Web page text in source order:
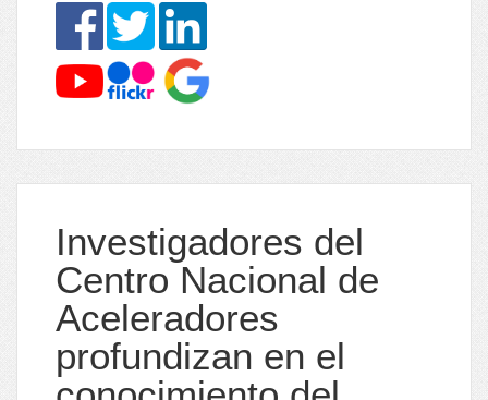
Investigadores del
Centro Nacional de
Aceleradores
profundizan en el